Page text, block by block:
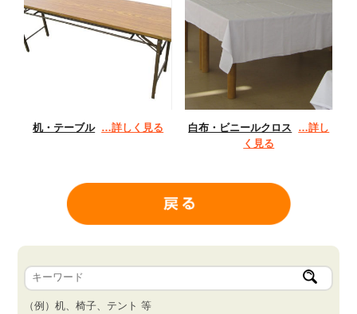
机・テーブル …詳しく見る 白布・ビニールクロス
…詳し
く見る
（例）机、椅子、テント 等